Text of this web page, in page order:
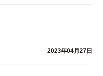
2023年04月27日